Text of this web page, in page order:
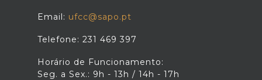
Email: ufcc@sapo.pt
Telefone: 231 469 397
Horário de Funcionamento:
Seg. a Sex.: 9h - 13h / 14h - 17h